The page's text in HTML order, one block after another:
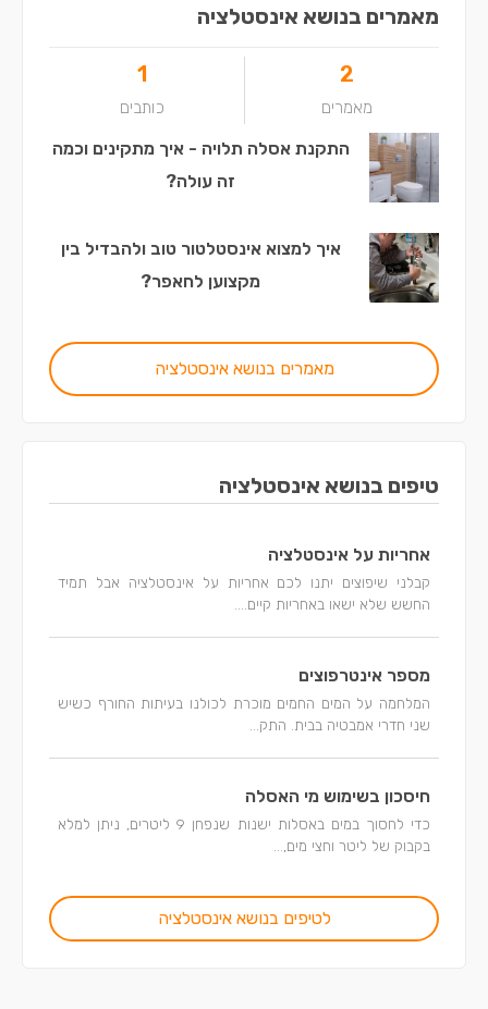
מאמרים בנושא אינסטלציה
2
מאמרים
1
כותבים
התקנת אסלה תלויה - איך מתקינים וכמה
זה עולה?
איך למצוא אינסטלטור טוב ולהבדיל בין
מקצוען לחאפר?
מאמרים בנושא אינסטלציה
טיפים בנושא אינסטלציה
אחריות על אינסטלציה
קבלני שיפוצים יתנו לכם אחריות על אינסטלציה אבל תמיד
החשש שלא ישאו באחריות קיים....
מספר אינטרפוצים
המלחמה על המים החמים מוכרת לכולנו בעיתות החורף כשיש
שני חדרי אמבטיה בבית. התק...
חיסכון בשימוש מי האסלה
כדי לחסוך במים באסלות ישנות שנפחן 9 ליטרים, ניתן למלא
בקבוק של ליטר וחצי מים,...
לטיפים בנושא אינסטלציה